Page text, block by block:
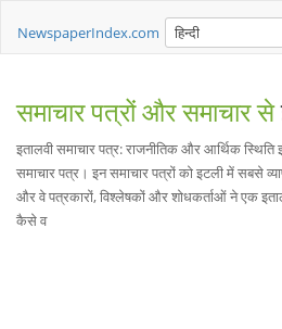
NewspaperIndex.com हिन्दी
समाचार पत्रों और समाचार से
इतालवी समाचार पत्र: राजनीतिक और आर्थिक
समाचार पत्र। इन समाचार पत्रों को इटली में सबसे
और वे पत्रकारों, विश्लेषकों और शोधकर्ताओं ने एक
कैसे व